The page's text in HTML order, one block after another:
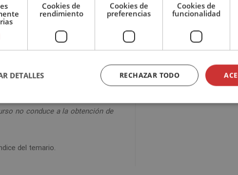
y superado con éxito las
expedido por SEFHOR que
SUPERIOR EN ADIESTRAMIENTO Y
hacia la adquisición de
no conduce a la obtención de
del temario.
Cookies de
rendimiento
Cookies de
preferencias
Cookies de
funcionalidad
RECHAZAR TODO
DETALLES